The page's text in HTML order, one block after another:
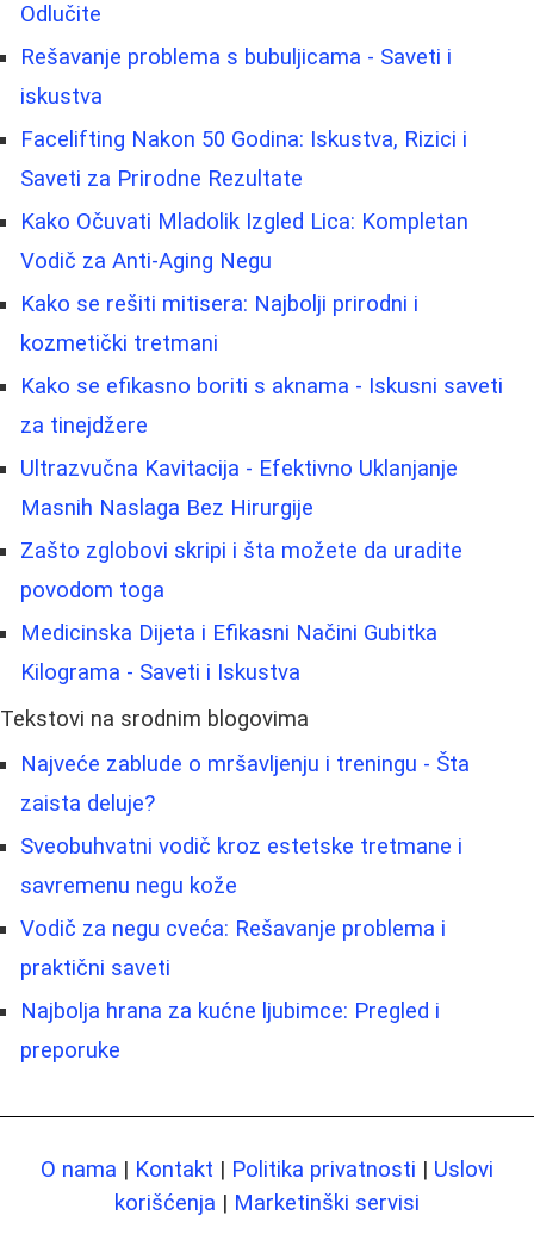
Odlučite
Rešavanje problema s bubuljicama - Saveti i
iskustva
Facelifting Nakon 50 Godina: Iskustva, Rizici i
Saveti za Prirodne Rezultate
Kako Očuvati Mladolik Izgled Lica: Kompletan
Vodič za Anti-Aging Negu
Kako se rešiti mitisera: Najbolji prirodni i
kozmetički tretmani
Kako se efikasno boriti s aknama - Iskusni saveti
za tinejdžere
Ultrazvučna Kavitacija - Efektivno Uklanjanje
Masnih Naslaga Bez Hirurgije
Zašto zglobovi skripi i šta možete da uradite
povodom toga
Medicinska Dijeta i Efikasni Načini Gubitka
Kilograma - Saveti i Iskustva
Tekstovi na srodnim blogovima
Najveće zablude o mršavljenju i treningu - Šta
zaista deluje?
Sveobuhvatni vodič kroz estetske tretmane i
savremenu negu kože
Vodič za negu cveća: Rešavanje problema i
praktični saveti
Najbolja hrana za kućne ljubimce: Pregled i
preporuke
O nama | Kontakt | Politika privatnosti | Uslovi
korišćenja | Marketinški servisi